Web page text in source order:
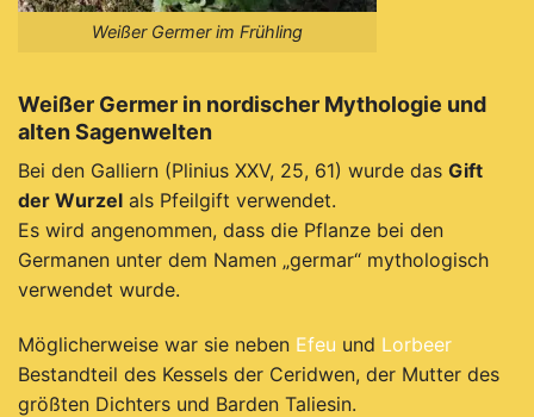
Weißer Germer im Frühling
Weißer Germer in nordischer Mythologie und
alten Sagenwelten
Bei den Galliern (Plinius XXV, 25, 61) wurde das Gift
der Wurzel als Pfeilgift verwendet.
Es wird angenommen, dass die Pflanze bei den
Germanen unter dem Namen „germar“ mythologisch
verwendet wurde.
Möglicherweise war sie neben Efeu und Lorbeer
Bestandteil des Kessels der Ceridwen, der Mutter des
größten Dichters und Barden Taliesin.